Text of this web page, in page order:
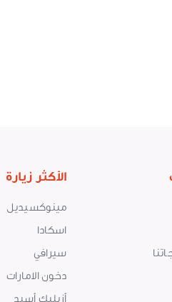
الأكثر زيارة
مينوكسيديل
اسكادا
سيرافي
دخون الامارات
أزيليك أسيد